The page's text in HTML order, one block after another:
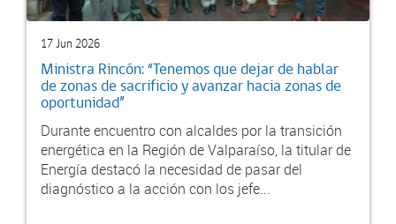
17 Jun 2026
Ministra Rincón: “Tenemos que dejar de hablar
de zonas de sacrificio y avanzar hacia zonas de
oportunidad”
Durante encuentro con alcaldes por la transición
energética en la Región de Valparaíso, la titular de
Energía destacó la necesidad de pasar del
diagnóstico a la acción con los jefe...